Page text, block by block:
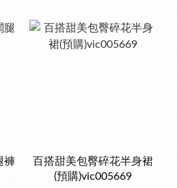
褲
百搭甜美包臀碎花半身裙
(預購)vic005669